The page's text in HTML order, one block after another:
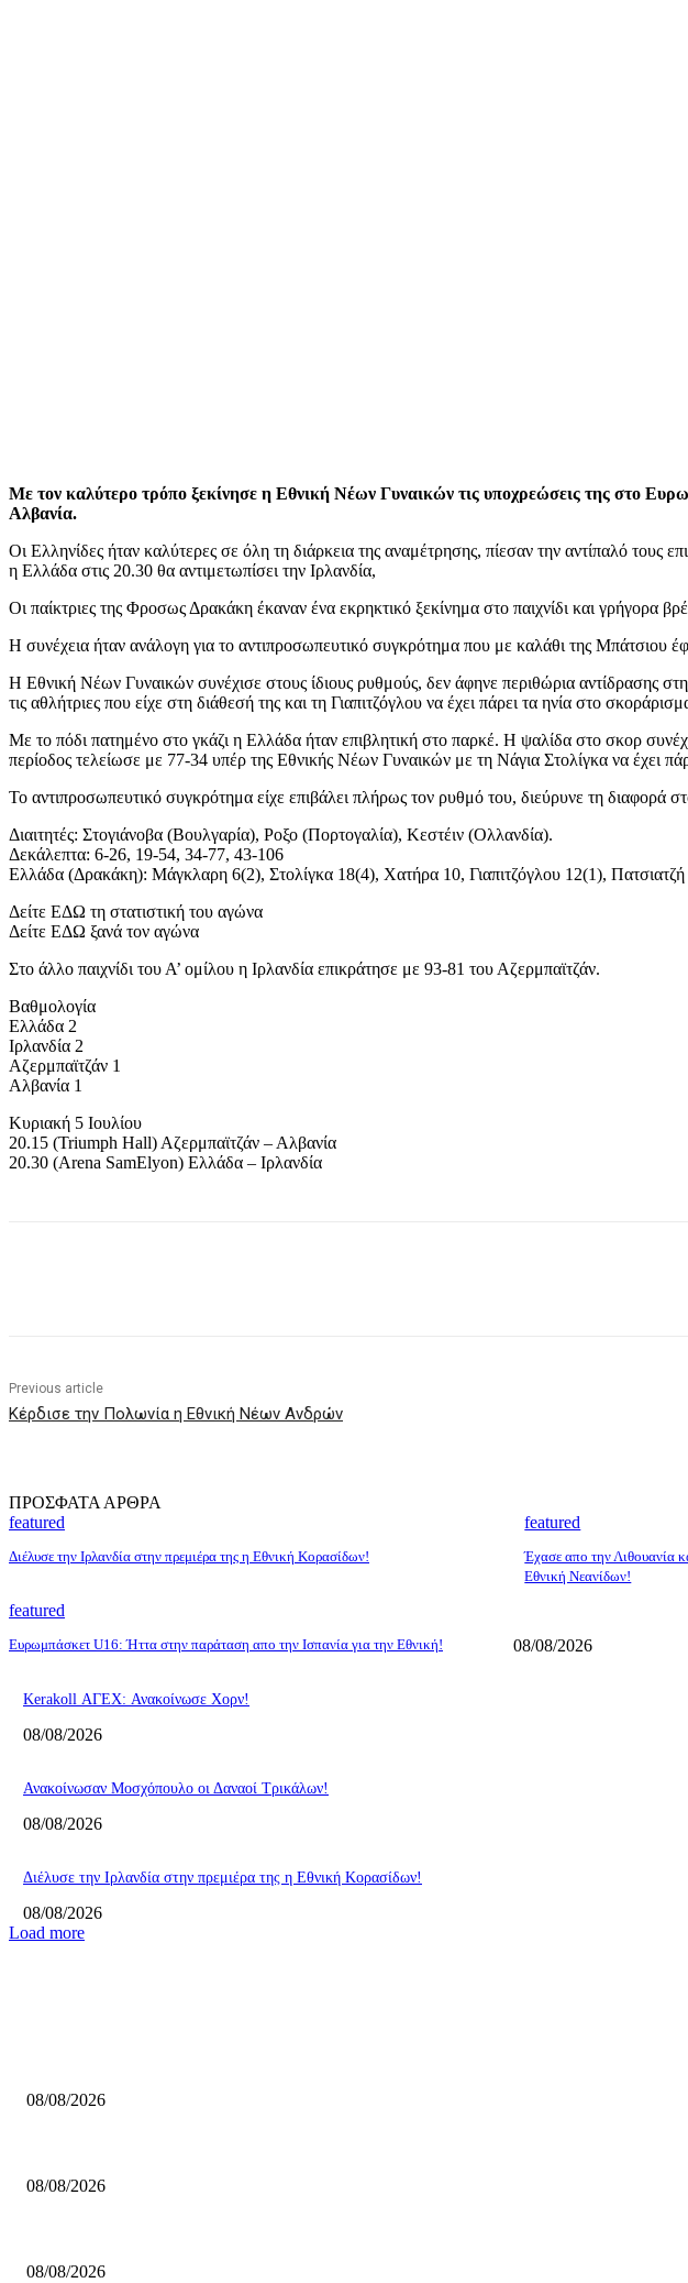
Με τον καλύτερο τρόπο ξεκίνησε η Εθνική Νέων Γυναικών τις υποχρεώσεις της στο
Αλβανία.
Οι Ελληνίδες ήταν καλύτερες σε όλη τη διάρκεια της αναμέτρησης, πίεσαν την αντίπαλό τους
η Ελλάδα στις 20.30 θα αντιμετωπίσει την Ιρλανδία,
Οι παίκτριες της Φροσως Δρακάκη έκαναν ένα εκρηκτικό ξεκίνημα στο παιχνίδι και γρήγορα
Η συνέχεια ήταν ανάλογη για το αντιπροσωπευτικό συγκρότημα που με καλάθι της Μπάτσιου
Η Εθνική Νέων Γυναικών συνέχισε στους ίδιους ρυθμούς, δεν άφηνε περιθώρια αντίδρασης
τις αθλήτριες που είχε στη διάθεσή της και τη Γιαπιτζόγλου να έχει πάρει τα ηνία στο
Με το πόδι πατημένο στο γκάζι η Ελλάδα ήταν επιβλητική στο παρκέ. Η ψαλίδα στο σκορ
περίοδος τελείωσε με 77-34 υπέρ της Εθνικής Νέων Γυναικών με τη Νάγια Στολίγκα να έχει
Το αντιπροσωπευτικό συγκρότημα είχε επιβάλει πλήρως τον ρυθμό του, διεύρυνε τη διαφορά
Διαιτητές: Στογιάνοβα (Βουλγαρία), Ροξο (Πορτογαλία), Κεστέιν (Ολλανδία).
Δεκάλεπτα: 6-26, 19-54, 34-77, 43-106
Ελλάδα (Δρακάκη): Μάγκλαρη 6(2), Στολίγκα 18(4), Χατήρα 10, Γιαπιτζόγλου 12(1),
Δείτε ΕΔΩ τη στατιστική του αγώνα
Δείτε ΕΔΩ ξανά τον αγώνα
Στο άλλο παιχνίδι του Α’ ομίλου η Ιρλανδία επικράτησε με 93-81 του Αζερμπαϊτζάν.
Βαθμολογία
Ελλάδα 2
Ιρλανδία 2
Αζερμπαϊτζάν 1
Αλβανία 1
Κυριακή 5 Ιουλίου
20.15 (Triumph Hall) Αζερμπαϊτζάν – Αλβανία
20.30 (Arena SamElyon) Ελλάδα – Ιρλανδία
Previous article
Κέρδισε την Πολωνία η Εθνική Νέων Ανδρών
ΠΡΟΣΦΑΤΑ ΑΡΘΡΑ
featured
Διέλυσε την Ιρλανδία στην πρεμιέρα της η Εθνική Κορασίδων!
featured
Έχασε απο την Λιθουανία
Εθνική Νεανίδων!
featured
Ευρωμπάσκετ U16: Ήττα στην παράταση απο την Ισπανία για την Εθνική! 08/08/2026
Kerakoll ΑΓΕΧ: Ανακοίνωσε Χορν!
08/08/2026
Ανακοίνωσαν Μοσχόπουλο οι Δαναοί Τρικάλων!
08/08/2026
Διέλυσε την Ιρλανδία στην πρεμιέρα της η Εθνική Κορασίδων!
08/08/2026
Load more
08/08/2026
08/08/2026
08/08/2026